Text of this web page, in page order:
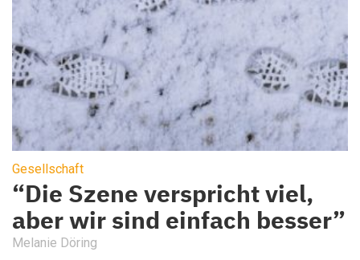
Gesellschaft
“Die Szene verspricht viel,
aber wir sind einfach besser”
Melanie Döring